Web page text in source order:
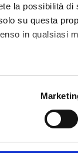
la possibilità di
su questa
in qualsiasi
metro,